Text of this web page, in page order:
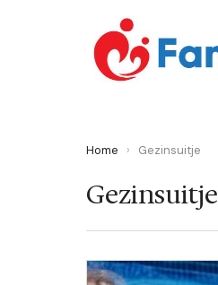
Home › Gezinsuitje
Gezinsuitje